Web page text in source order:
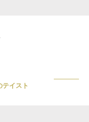
イスト